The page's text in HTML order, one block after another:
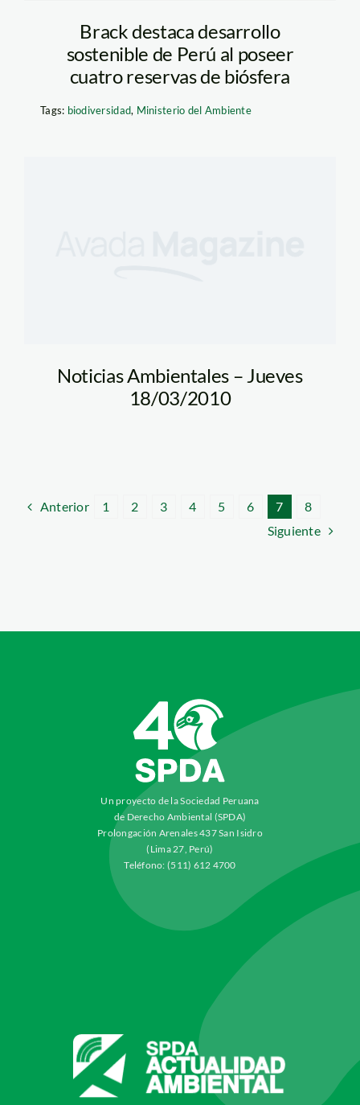
Brack destaca desarrollo
sostenible de Perú al poseer
cuatro reservas de biósfera
Tags: biodiversidad, Ministerio del Ambiente
Noticias Ambientales – Jueves
18/03/2010
Anterior 1 2 3 4 5 6 7
8
Siguiente
Un proyecto de la Sociedad Peruana
de Derecho Ambiental (SPDA)
Prolongación Arenales 437 San Isidro
(Lima 27, Perú)
Teléfono: (511) 612 4700